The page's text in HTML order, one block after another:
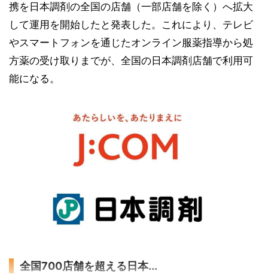
携を日本調剤の全国の店舗（一部店舗を除く）へ拡大
して運用を開始したと発表した。これにより、テレビ
やスマートフォンを通じたオンライン服薬指導から処
方薬の受け取りまでが、全国の日本調剤店舗で利用可
能になる。
全国700店舗を超える日本...